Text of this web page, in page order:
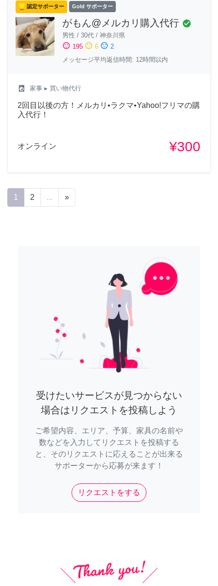
認定サポーター Gold サポーター
がもん@メルカリ購入代行 check_circle
男性 / 30代 / 神奈川県
sentiment_satisfied 195 sentiment_neutral 6 sentiment_dissatisfied 2
メッセージ平均返信時間: 12時間以内
local_laundry_service 家事 ▸ 買い物代行
2回目以後の方！メルカリ•ラクマ•Yahoo!フリマの購
入代行！
オンライン ¥300
1 2 ... »
受けたいサービスが見つからない
場合はリクエストを投稿しよう
ご希望内容、エリア、予算、家具の名前や
数などを入力してリクエストを投稿する
と、そのリクエストに応えることが出来る
サポーターから応募が来ます！
リクエストをする